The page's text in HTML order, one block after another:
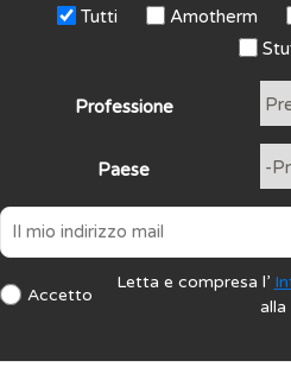
Tutti
Amotherm
Professione
Paese
Accetto
Letta e compresa l’
alla